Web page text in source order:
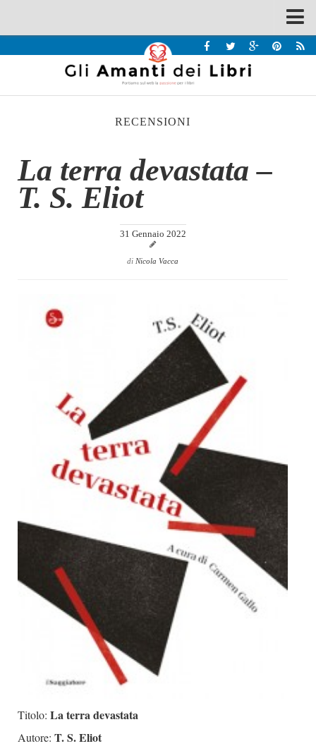
Recensioni
Interviste & Incontri
Chi siamo
Contatti
Chi siamo
Autori
Case editrici
Partnership
Premio Chiara
A Tutto Volume
Salone di Torino
RECENSIONI
La terra devastata –
T. S. Eliot
31 Gennaio 2022
di Nicola Vacca
Titolo: La terra devastata
Autore: T. S. Eliot